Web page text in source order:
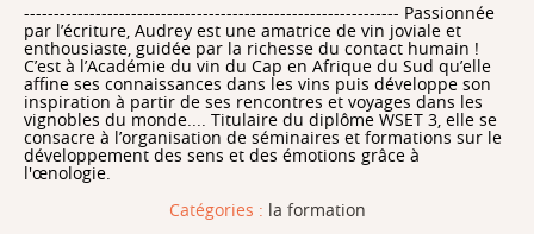
--------------------------------------------------------------- Passionnée
par l’écriture, Audrey est une amatrice de vin joviale et
enthousiaste, guidée par la richesse du contact humain !
C’est à l’Académie du vin du Cap en Afrique du Sud qu’elle
affine ses connaissances dans les vins puis développe son
inspiration à partir de ses rencontres et voyages dans les
vignobles du monde.... Titulaire du diplôme WSET 3, elle se
consacre à l’organisation de séminaires et formations sur le
développement des sens et des émotions grâce à
l'œnologie.
Catégories : la formation